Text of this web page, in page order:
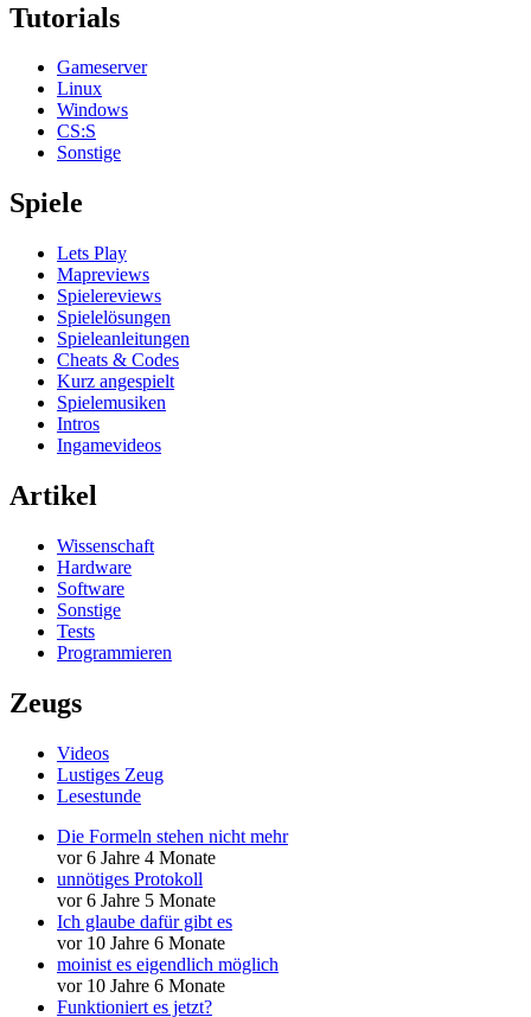
Tutorials
Gameserver
Linux
Windows
CS:S
Sonstige
Spiele
Lets Play
Mapreviews
Spielereviews
Spielelösungen
Spieleanleitungen
Cheats & Codes
Kurz angespielt
Spielemusiken
Intros
Ingamevideos
Artikel
Wissenschaft
Hardware
Software
Sonstige
Tests
Programmieren
Zeugs
Videos
Lustiges Zeug
Lesestunde
Die Formeln stehen nicht mehr
vor 6 Jahre 4 Monate
unnötiges Protokoll
vor 6 Jahre 5 Monate
Ich glaube dafür gibt es
vor 10 Jahre 6 Monate
moinist es eigendlich möglich
vor 10 Jahre 6 Monate
Funktioniert es jetzt?